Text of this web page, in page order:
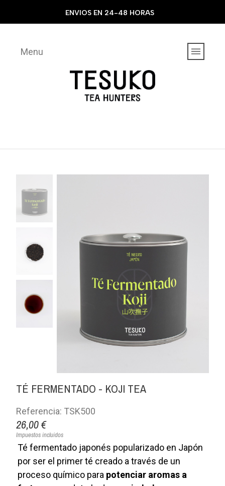
ENVIOS EN 24-48 HORAS
Menu
TÉ FERMENTADO - KOJI TEA
Referencia: TSK500
26,00 €
Impuestos incluidos
Té fermentado japonés popularizado en Japón
por ser el primer té creado a través de un
proceso químico para potenciar aromas a